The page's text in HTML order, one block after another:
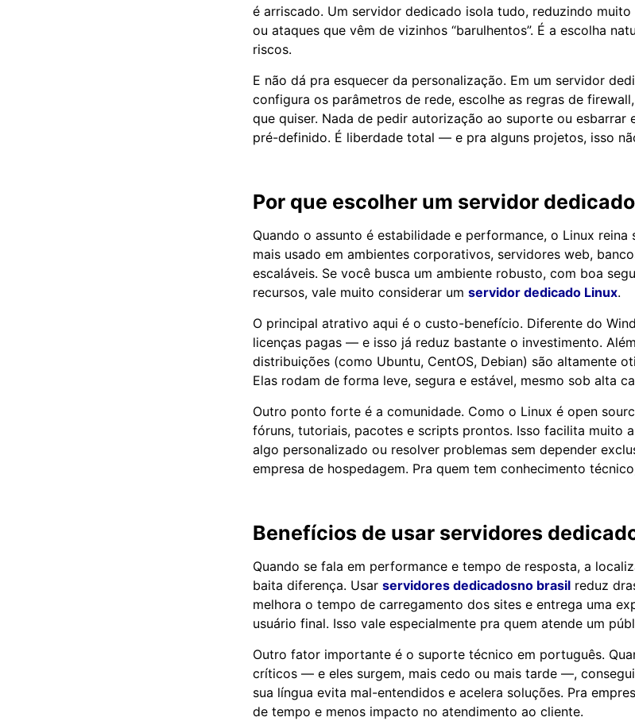
é arriscado. Um servidor dedicado isola tudo, reduzindo muito
ou ataques que vêm de vizinhos “barulhentos”. É a escolha
riscos.
E não dá pra esquecer da personalização. Em um servidor
configura os parâmetros de rede, escolhe as regras de
que quiser. Nada de pedir autorização ao suporte ou esbarrar
pré-definido. É liberdade total — e pra alguns projetos, isso
Por que escolher um servidor
Quando o assunto é estabilidade e performance, o Linux reina
mais usado em ambientes corporativos, servidores web,
escaláveis. Se você busca um ambiente robusto, com boa
recursos, vale muito considerar um servidor dedicado Linux.
O principal atrativo aqui é o custo-benefício. Diferente do
licenças pagas — e isso já reduz bastante o investimento.
distribuições (como Ubuntu, CentOS, Debian) são altamente
Elas rodam de forma leve, segura e estável, mesmo sob alta
Outro ponto forte é a comunidade. Como o Linux é open
fóruns, tutoriais, pacotes e scripts prontos. Isso facilita muito
algo personalizado ou resolver problemas sem depender
empresa de hospedagem. Pra quem tem conhecimento
Benefícios de usar servidores
Quando se fala em performance e tempo de resposta, a
baita diferença. Usar servidores dedicadosno brasil reduz
melhora o tempo de carregamento dos sites e entrega uma
usuário final. Isso vale especialmente pra quem atende um
Outro fator importante é o suporte técnico em português.
críticos — e eles surgem, mais cedo ou mais tarde —,
sua língua evita mal-entendidos e acelera soluções. Pra
de tempo e menos impacto no atendimento ao cliente.